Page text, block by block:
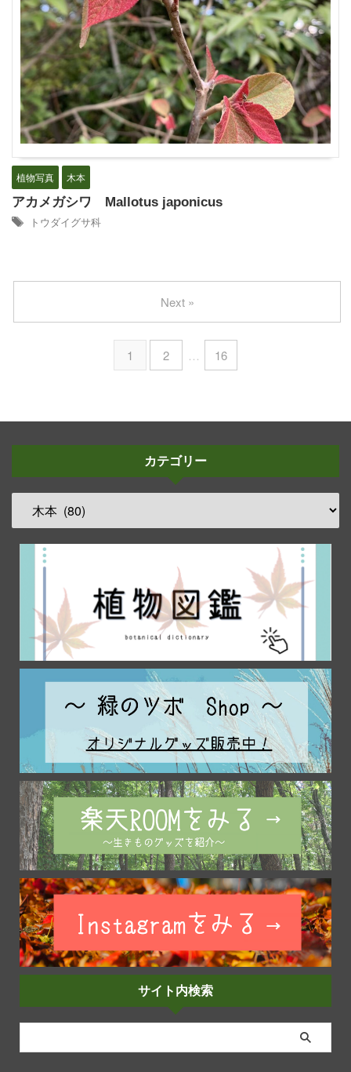
植物写真 木本
アカメガシワ Mallotus japonicus
トウダイグサ科
1 2 … 16
Next »
カテゴリー
サイト内検索